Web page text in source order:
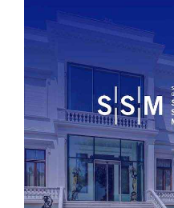
We would like to thank
participated in and
MUSEUM, which has
Sabancı Museum in
every summer for the
We are inviting all yoga
special, all-day program
of 10 years of YOGA AT